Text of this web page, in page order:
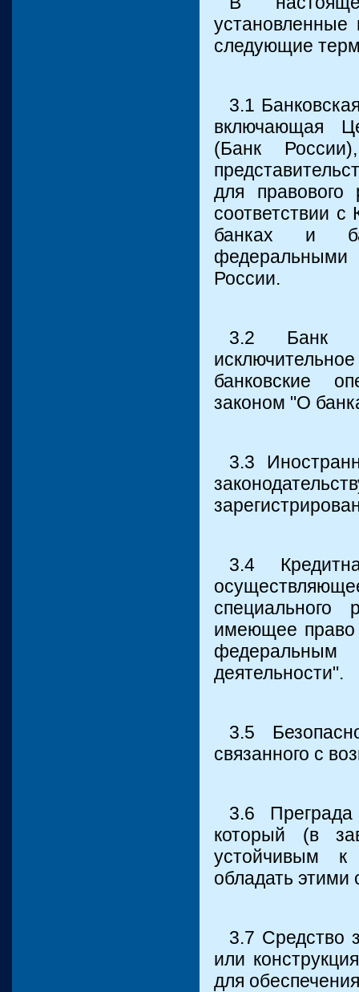
следующие
3.1
включающая
(Банк
для правового
соответствии
банках и
федеральными
России.
3.2 Банк -
банковские
законом "О
3.3
3.4
имеющее право
деятельности".
3.5
связанного с
3.6
который (в
устойчивым к
обладать этими
3.7 Средство
или
для